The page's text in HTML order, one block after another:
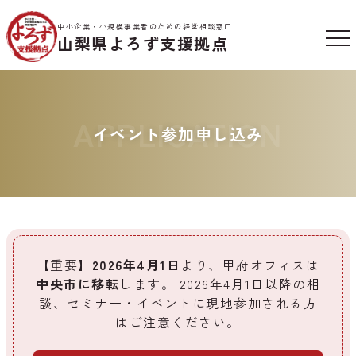
中小企業・小規模事業者のための経営相談窓口
山梨県よろず支援拠点
イベント参加申し込み
APPLICATION
【重要】 2026年4月1日 より、甲府オフィスは
中央市に移転 します。 2026年4月1日以降の相
談、セミナー・イベントに現地参加される方
はご注意ください。